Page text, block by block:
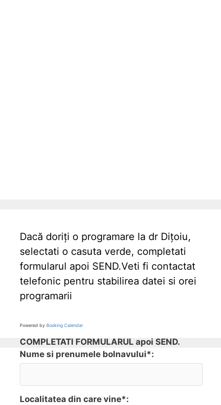
Dacă doriți o programare la dr Dițoiu,
selectati o casuta verde, completati
formularul apoi SEND.Veti fi contactat
telefonic pentru stabilirea datei si orei
programarii
Powered by Booking Calendar
COMPLETATI FORMULARUL apoi SEND.
Nume si prenumele bolnavului*:
Localitatea din care vine*: